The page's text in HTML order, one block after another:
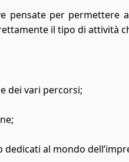
pensate per
il tipo di attività
dei vari percorsi;
al mondo